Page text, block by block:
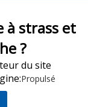
à strass et
?
du site
Propulsé